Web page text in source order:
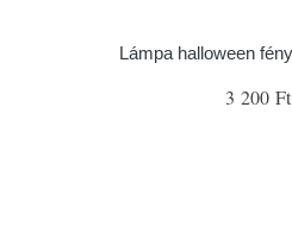
Lámpa halloween
3 200 Ft